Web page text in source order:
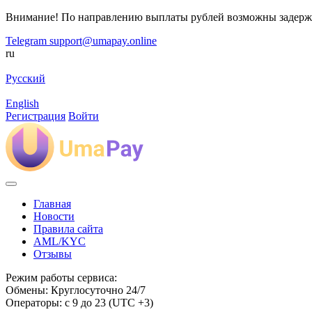
Внимание! По направлению выплаты рублей возможны
Telegram support@umapay.online
ru
Русский
English
Регистрация Войти
Главная
Новости
Правила сайта
AML/KYC
Отзывы
Режим работы сервиса:
Обмены: Круглосуточно 24/7
Операторы: с 9 до 23 (UTC +3)